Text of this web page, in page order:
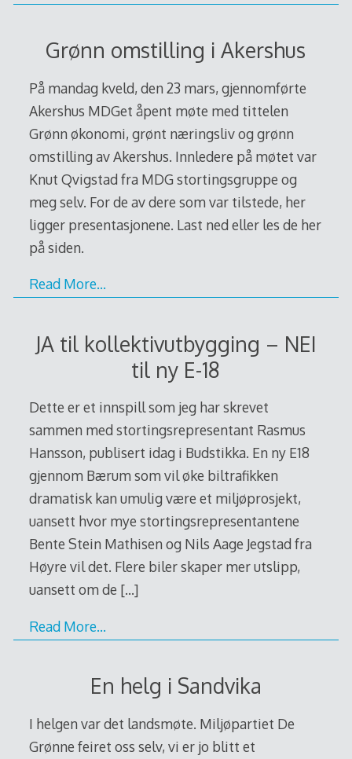
Grønn omstilling i Akershus
På mandag kveld, den 23 mars, gjennomførte
Akershus MDGet åpent møte med tittelen
Grønn økonomi, grønt næringsliv og grønn
omstilling av Akershus. Innledere på møtet var
Knut Qvigstad fra MDG stortingsgruppe og
meg selv. For de av dere som var tilstede, her
ligger presentasjonene. Last ned eller les de her
på siden.
Read More…
JA til kollektivutbygging – NEI
til ny E-18
Dette er et innspill som jeg har skrevet
sammen med stortingsrepresentant Rasmus
Hansson, publisert idag i Budstikka. En ny E18
gjennom Bærum som vil øke biltrafikken
dramatisk kan umulig være et miljøprosjekt,
uansett hvor mye stortingsrepresentantene
Bente Stein Mathisen og Nils Aage Jegstad fra
Høyre vil det. Flere biler skaper mer utslipp,
uansett om de […]
Read More…
En helg i Sandvika
I helgen var det landsmøte. Miljøpartiet De
Grønne feiret oss selv, vi er jo blitt et